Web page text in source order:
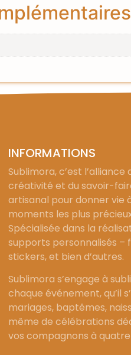
INFORMATIONS
Sublimora, c’est l’alliance
créativité et du savoir-
artisanal pour donner vie
moments les plus
Spécialisée dans la
supports personnalisés –
stickers, et bien d’autres.
Sublimora s’engage à
chaque événement, qu’il
mariages, baptêmes,
même de célébrations
vos compagnons à